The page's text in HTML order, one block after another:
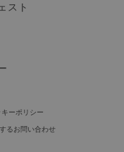
スト
キーポリシー
るお問い合わせ